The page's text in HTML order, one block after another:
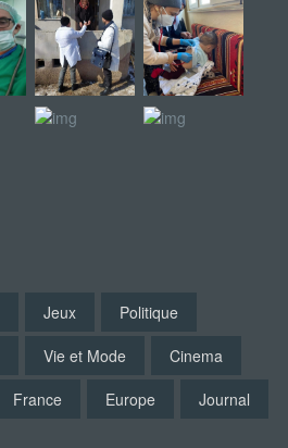
Jeux
Politique
Vie et Mode
Cinema
France Europe
Journal